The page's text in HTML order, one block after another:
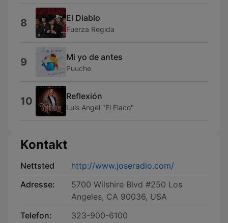
8 El Diablo
Fuerza Regida
9 Mi yo de antes
Puuche
10 Reflexión
Luis Angel "El Flaco"
Kontakt
Nettsted
http://www.joseradio.com/
Adresse:
5700 Wilshire Blvd #250 Los
Angeles, CA 90036, USA
Telefon:
323-900-6100